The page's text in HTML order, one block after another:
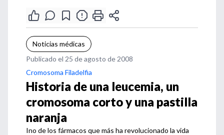
Noticias médicas
Publicado el 25 de agosto de 2008
Cromosoma Filadelfia
Historia de una leucemia, un
cromosoma corto y una pastilla
naranja
Ino de los fármacos que más ha revolucionado la vida